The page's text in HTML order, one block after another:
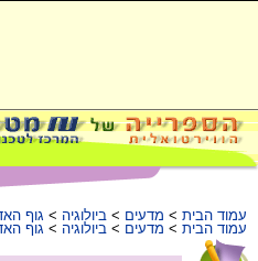
עמוד הבית > מדעים > ביולוגיה > גוף
עמוד הבית > מדעים > ביולוגיה > גוף